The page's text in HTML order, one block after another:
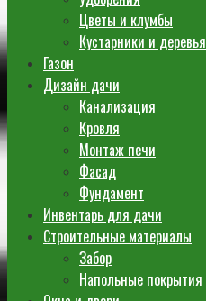
Цветы и клумбы
Кустарники и деревья
Газон
Дизайн дачи
Канализация
Кровля
Монтаж печи
Фасад
Фундамент
Инвентарь для дачи
Строительные материалы
Забор
Напольные покрытия